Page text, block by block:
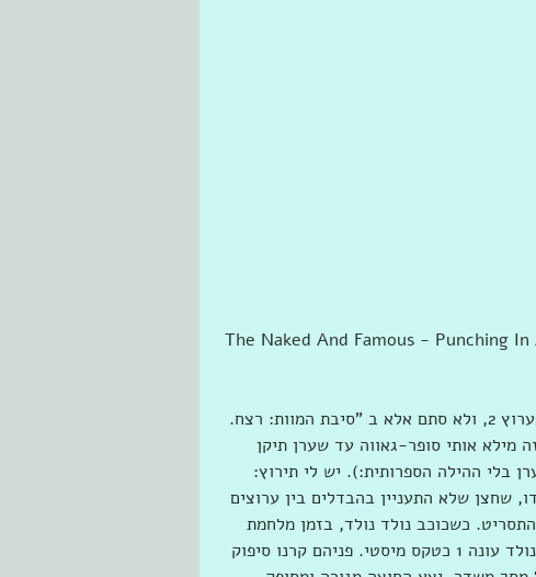
The Naked And Famous - Punching In
שמחתי כשEran Riklisס סיפר על חלקו ולכן גם חלקי בערוץ 2, ולא סתם אלא ב "סיבת המוות: רצח.
מילא אותי סופר-גאווה עד שערן תיקן
בלי ההילה הספרותית:). יש לי תירוץ:
שחצן שלא התעניין בהבדלים בין ערוצים
כשכוכב נולד נולד, בזמן מלחמת
המפרץ ה-2, עבדתי עם זוג צעיר ומוכשר שצפו בכוכב נולד עונה 1 כטקס מיסטי. פניהם קרנו סיפוק